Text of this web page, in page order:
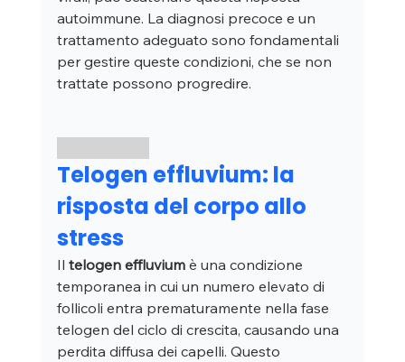
autoimmune. La diagnosi precoce e un
trattamento adeguato sono fondamentali
per gestire queste condizioni, che se non
trattate possono progredire.
Telogen effluvium: la
risposta del corpo allo
stress
Il telogen effluvium è una condizione
temporanea in cui un numero elevato di
follicoli entra prematuramente nella fase
telogen del ciclo di crescita, causando una
perdita diffusa dei capelli. Questo